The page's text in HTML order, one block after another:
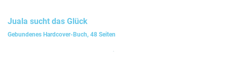
Juala sucht das Glück
Gebundenes Hardcover-Buch, 48 Seiten